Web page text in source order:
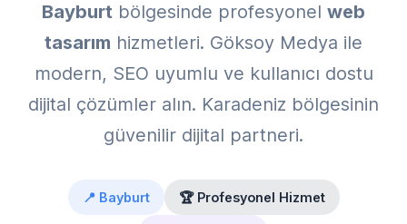
Bayburt bölgesinde profesyonel web
tasarım hizmetleri. Göksoy Medya ile
modern, SEO uyumlu ve kullanıcı dostu
dijital çözümler alın. Karadeniz bölgesinin
güvenilir dijital partneri.
📍 Bayburt 🏆 Profesyonel Hizmet